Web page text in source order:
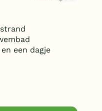
een dagje